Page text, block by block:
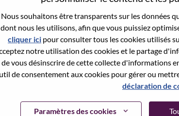
Nous souhaitons être transparents sur les données
dont nous les utilisons, afin que vous puissiez
cliquer ici pour consulter tous les cookies utilisés
notre utilisation des cookies et le partage
de vous désinscrire de cette collecte d'informations
de consentement aux cookies pour gérer ou
déclaration de
Paramètres des cookies
link to reset your password.
e-mail
Continue